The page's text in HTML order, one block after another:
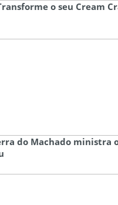
o seu Cream
do Machado ministra